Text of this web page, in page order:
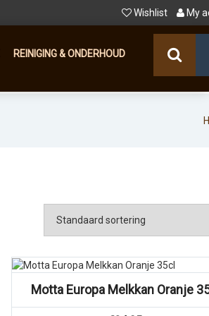
Wishlist My
REINIGING & ONDERHOUD
Motta Europa Melkkan Oranje